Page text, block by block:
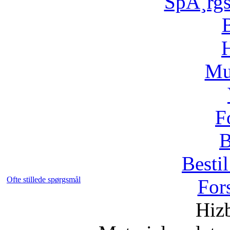
Ofte stillede spørgsmål